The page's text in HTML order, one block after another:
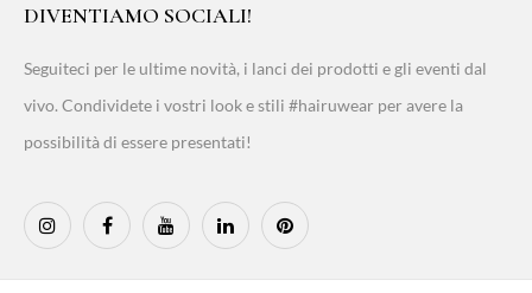
DIVENTIAMO SOCIALI!
Seguiteci per le ultime novità, i lanci dei prodotti e gli eventi dal
vivo. Condividete i vostri look e stili #hairuwear per avere la
possibilità di essere presentati!